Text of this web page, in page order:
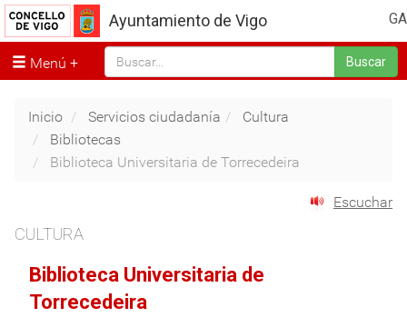
GA
Ayuntamiento de Vigo
Menú Buscar
Inicio Servicios ciudadanía
Cultura
Bibliotecas
Biblioteca Universitaria de Torrecedeira
Escuchar
CULTURA
Biblioteca Universitaria de
Torrecedeira